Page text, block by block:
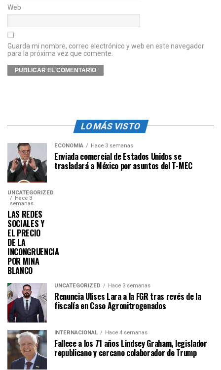
Web
Guarda mi nombre, correo electrónico y web en este navegador
para la próxima vez que comente.
LO MÁS VISTO
ECONOMÍA Hace 3 semanas
Enviada comercial de Estados Unidos se
trasladará a México por asuntos del T-MEC
UNCATEGORIZED
Hace 3
semanas
LAS REDES
SOCIALES Y
EL PRECIO
DE LA
INCONGRUENCIA
POR MINA
BLANCO
UNCATEGORIZED Hace 3 semanas
Renuncia Ulises Lara a la FGR tras revés de la
fiscalía en Caso Agronitrogenados
INTERNACIONAL Hace 4 semanas
Fallece a los 71 años Lindsey Graham, legislador
republicano y cercano colaborador de Trump